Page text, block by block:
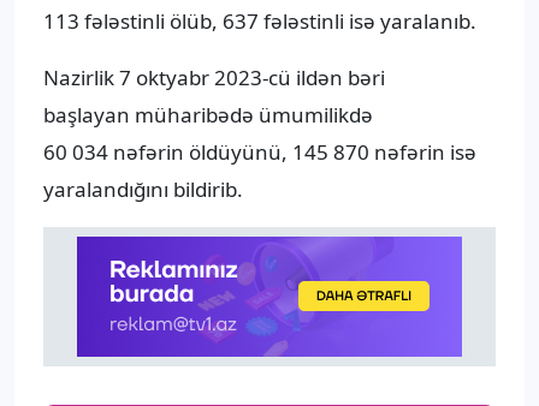
113 fələstinli ölüb, 637 fələstinli isə yaralanıb.
Nazirlik 7 oktyabr 2023-cü ildən bəri
başlayan müharibədə ümumilikdə
60 034 nəfərin öldüyünü, 145 870 nəfərin isə
yaralandığını bildirib.